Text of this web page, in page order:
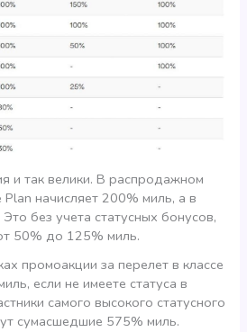
и так велики. В распродажном
Plan начисляет 200% миль, а в
без учета статусных бонусов,
50% до 125% миль.
промоакции за перелет в классе
если не имеете статуса в
самого высокого статусного
сумасшедшие 575% миль.